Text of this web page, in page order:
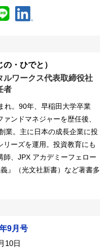
の・ひでと）
ルワークス代表取締役社
者
れ。90年、早稲田大学卒業
ンドマネジャーを歴任後、
業。主に日本の成長企業に投
ーズを運用。投資教育にも
、JPX アカデミーフェロー
』（光文社新書）など著書多
9月号
10日